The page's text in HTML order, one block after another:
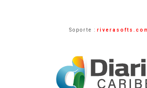
Soporte :